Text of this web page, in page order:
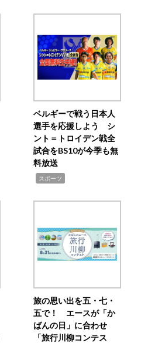
ベルギーで戦う日本人
選手を応援しよう シ
ント＝トロイデン戦全
試合をBS10が今季も無
料放送
スポーツ
旅の思い出を五・七・
五で！ エースが「か
ばんの日」に合わせ
「旅行川柳コンテス